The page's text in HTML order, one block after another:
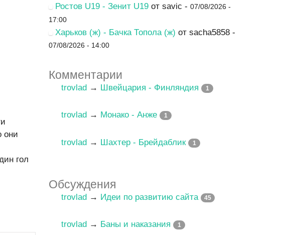
они
гол
Ростов U19 - Зенит U19 от savic - 07/08/2026 -
17:00
Харьков (ж) - Бачка Топола (ж) от sacha5858 -
07/08/2026 - 14:00
Комментарии
trovlad → Швейцария - Финляндия 1
trovlad → Монако - Анже 1
trovlad → Шахтер - Брейдаблик 1
Обсуждения
trovlad → Идеи по развитию сайта 45
trovlad → Баны и наказания 1